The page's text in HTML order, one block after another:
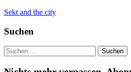
Sekt and the city
Suchen
Suchen
nach: